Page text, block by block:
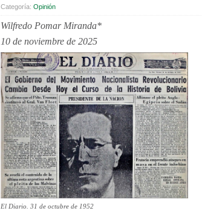
Categoría: Opinión
Wilfredo Pomar Miranda*
10 de noviembre de 2025
El Diario. 31 de octubre de 1952